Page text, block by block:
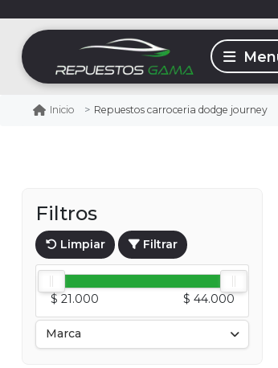
Inicio Repuestos carroceria dodge journey
Filtros
Limpiar Filtrar
$ 21.000 $ 44.000
Marca